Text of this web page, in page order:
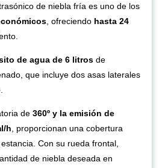
de niebla fría es uno de los
, ofreciendo hasta 24
de agua de 6 litros de
que incluye dos asas laterales
de 360º y la emisión de
h, proporcionan una cobertura
Con su rueda frontal,
de niebla deseada en